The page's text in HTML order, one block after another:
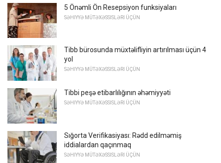
5 Önəmli Ön Resepsiyon funksiyaları
SƏHIYYƏ MÜTƏXƏSSISLƏRI ÜÇÜN
Tibb bürosunda müxtəlifliyin artırılması üçün 4
yol
SƏHIYYƏ MÜTƏXƏSSISLƏRI ÜÇÜN
Tibbi peşə etibarlılığının əhəmiyyəti
SƏHIYYƏ MÜTƏXƏSSISLƏRI ÜÇÜN
Sığorta Verifikasiyası: Rədd edilməmiş
iddialardan qaçınmaq
SƏHIYYƏ MÜTƏXƏSSISLƏRI ÜÇÜN